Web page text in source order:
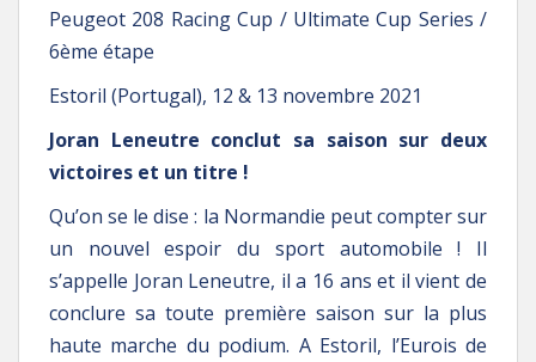
Peugeot 208 Racing Cup / Ultimate Cup Series /
6ème étape
Estoril (Portugal), 12 & 13 novembre 2021
Joran Leneutre conclut sa saison sur deux
victoires et un titre !
Qu’on se le dise : la Normandie peut compter sur
un nouvel espoir du sport automobile ! Il
s’appelle Joran Leneutre, il a 16 ans et il vient de
conclure sa toute première saison sur la plus
haute marche du podium. A Estoril, l’Eurois de